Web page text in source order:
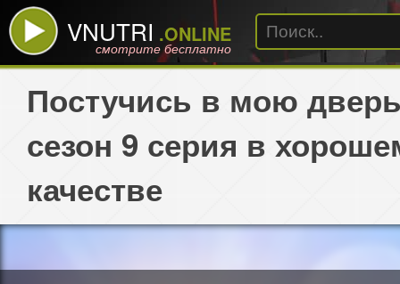
VNUTRI .ONLINE
смотрите бесплатно
Постучись в мою
сезон 9 серия в
качестве